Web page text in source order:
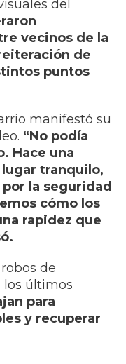
del
vecinos de la
de
puntos
manifestó su
“No podía
Hace una
tranquilo,
la seguridad
cómo los
rapidez que
de
los últimos
para
y recuperar